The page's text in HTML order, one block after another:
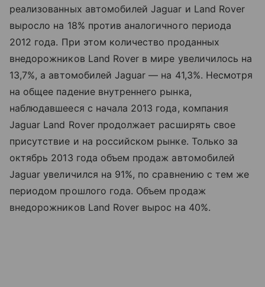
реализованных автомобилей Jaguar и Land Rover
выросло на 18% против аналогичного периода
2012 года. При этом количество проданных
внедорожников Land Rover в мире увеличилось на
13,7%, а автомобилей Jaguar — на 41,3%. Несмотря
на общее падение внутреннего рынка,
наблюдавшееся с начала 2013 года, компания
Jaguar Land Rover продолжает расширять свое
присутствие и на российском рынке. Только за
октябрь 2013 года объем продаж автомобилей
Jaguar увеличился на 91%, по сравнению с тем же
периодом прошлого года. Объем продаж
внедорожников Land Rover вырос на 40%.